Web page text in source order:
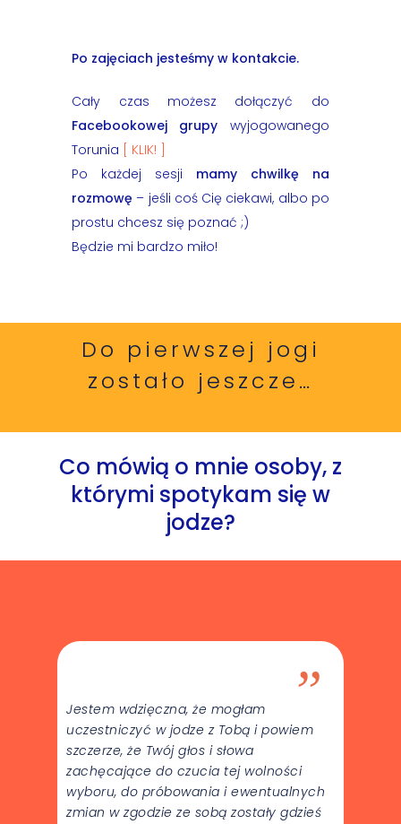
Po zajęciach jesteśmy w kontakcie.
Cały czas możesz dołączyć do
Facebookowej grupy wyjogowanego
Torunia [ KLIK! ]
Po każdej sesji mamy chwilkę na
rozmowę – jeśli coś Cię ciekawi, albo po
prostu chcesz się poznać ;)
Będzie mi bardzo miło!
Do pierwszej jogi
zostało jeszcze…
Co mówią o mnie osoby, z
którymi spotykam się w
jodze?
”
Jestem wdzięczna, że mogłam
uczestniczyć w jodze z Tobą i powiem
szczerze, że Twój głos i słowa
zachęcające do czucia tej wolności
wyboru, do próbowania i ewentualnych
zmian w zgodzie ze sobą zostały gdzieś